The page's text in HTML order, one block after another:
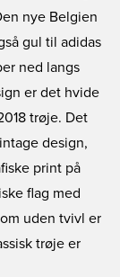
nye Belgien
gul til adidas
ned langs
er det hvide
trøje. Det
design,
print på
flag med
uden tvivl er
trøje er